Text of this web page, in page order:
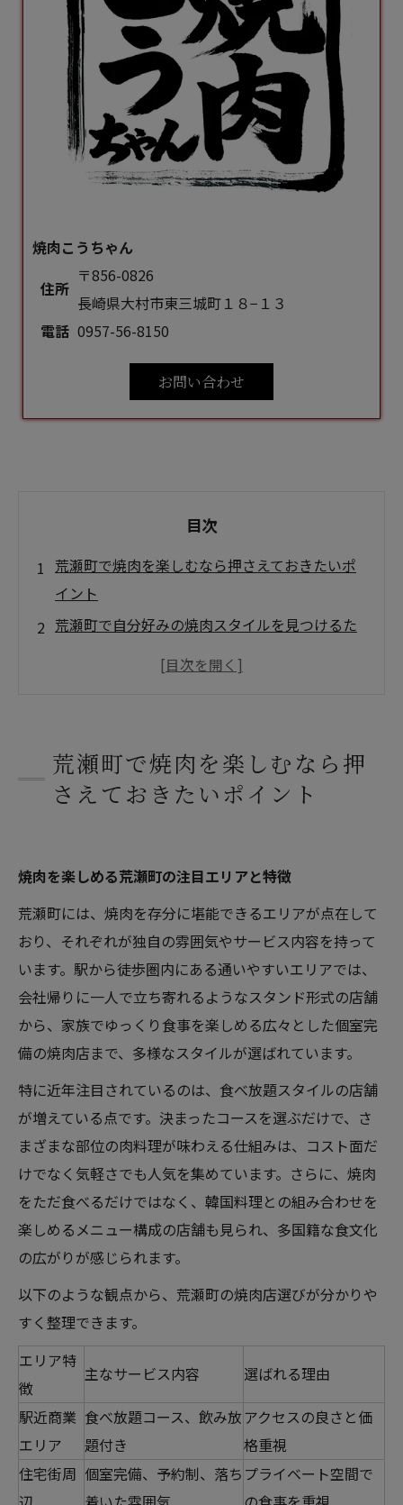
焼肉こうちゃん
住所
〒856-0826
長崎県大村市東三城町１８−１３
電話 0957-56-8150
お問い合わせ
目次
荒瀬町で焼肉を楽しむなら押さえておきたいポ
イント
荒瀬町で自分好みの焼肉スタイルを見つけるた
荒瀬町について
荒瀬町で「焼肉こうちゃん」が選ばれる理由
店舗概要
関連エリア
対応地域
荒瀬町で焼肉を楽しむなら押
さえておきたいポイント
焼肉を楽しめる荒瀬町の注目エリアと特徴
荒瀬町には、焼肉を存分に堪能できるエリアが点在して
おり、それぞれが独自の雰囲気やサービス内容を持って
います。駅から徒歩圏内にある通いやすいエリアでは、
会社帰りに一人で立ち寄れるようなスタンド形式の店舗
から、家族でゆっくり食事を楽しめる広々とした個室完
備の焼肉店まで、多様なスタイルが選ばれています。
特に近年注目されているのは、食べ放題スタイルの店舗
が増えている点です。決まったコースを選ぶだけで、さ
まざまな部位の肉料理が味わえる仕組みは、コスト面だ
けでなく気軽さでも人気を集めています。さらに、焼肉
をただ食べるだけではなく、韓国料理との組み合わせを
楽しめるメニュー構成の店舗も見られ、多国籍な食文化
の広がりが感じられます。
以下のような観点から、荒瀬町の焼肉店選びが分かりや
すく整理できます。
エリア特
徴
主なサービス内容
選ばれる理由
駅近商業
エリア
食べ放題コース、飲み放
題付き
アクセスの良さと価
格重視
住宅街周 個室完備、予約制、落ち プライベート空間で